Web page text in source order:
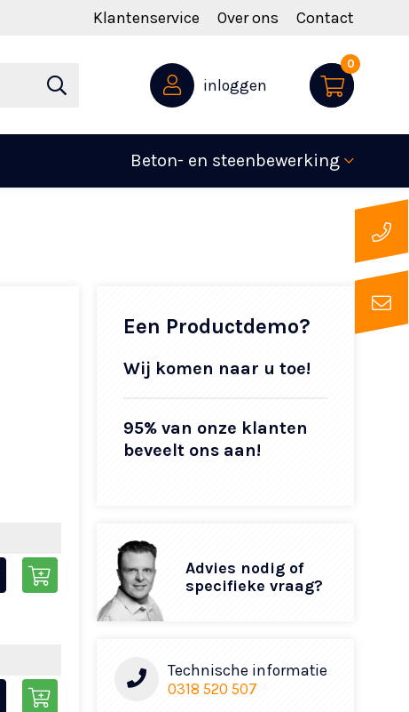
Klantenservice Over ons Contact
0
inloggen
Beton- en steenbewerking
Een Productdemo?
Wij komen naar u toe!
95% van onze klanten
beveelt ons aan!
Advies nodig of
specifieke vraag?
Technische informatie
0318 520 507